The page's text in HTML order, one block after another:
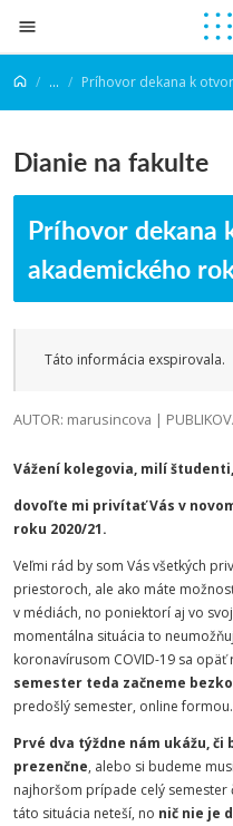
Prejsť na obsah
... Príhovor dekana k
Dianie na fakulte
Príhovor dekana
akademického
Táto informácia exspirovala.
AUTOR: marusincova |
Vážení kolegovia, milí študenti,
dovoľte mi privítať Vás v
roku 2020/21.
Veľmi rád by som Vás všetkých
priestoroch, ale ako máte
v médiách, no poniektorí aj vo
momentálna situácia to
koronavírusom COVID-19 sa
semester teda začneme
predošlý semester, online formou.
Prvé dva týždne nám ukážu,
prezenčne, alebo si budeme
najhoršom prípade celý semester
táto situácia neteší, no nič nie je